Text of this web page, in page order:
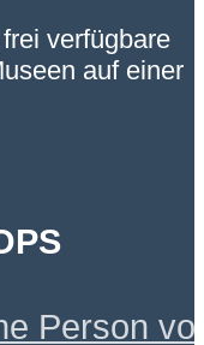
verfügbare
auf einer